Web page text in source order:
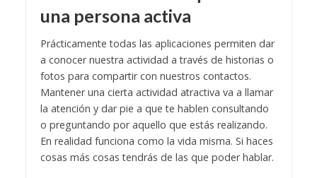
una persona activa
Prácticamente todas las aplicaciones permiten dar
a conocer nuestra actividad a través de historias o
fotos para compartir con nuestros contactos.
Mantener una cierta actividad atractiva va a llamar
la atención y dar pie a que te hablen consultando
o preguntando por aquello que estás realizando.
En realidad funciona como la vida misma. Si haces
cosas más cosas tendrás de las que poder hablar.